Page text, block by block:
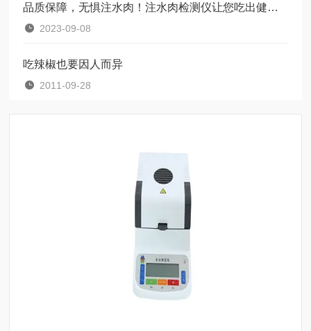
品质保障，无惧注水肉！注水肉检测仪让您吃出健康与美味
2023-09-08
吃辣椒也要因人而异
2011-09-28